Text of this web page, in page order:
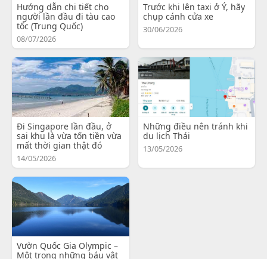
Hướng dẫn chi tiết cho
người lần đầu đi tàu cao
tốc (Trung Quốc)
08/07/2026
Trước khi lên taxi ở Ý, hãy
chụp cánh cửa xe
30/06/2026
Đi Singapore lần đầu, ở
sai khu là vừa tốn tiền vừa
mất thời gian thật đó
14/05/2026
Những điều nên tránh khi
du lịch Thái
13/05/2026
Vườn Quốc Gia Olympic –
Một trong những báu vật